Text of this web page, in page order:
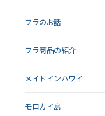
フラのお話
フラ商品の紹介
メイドインハワイ
モロカイ島